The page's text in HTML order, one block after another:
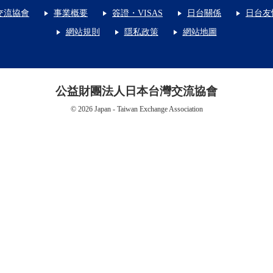
流協會 事業概要 簽證・VISAS 日台關係 日台
網站規則 隱私政策 網站地圖
公益財團法人日本台灣交流協會
© 2026 Japan - Taiwan Exchange Association